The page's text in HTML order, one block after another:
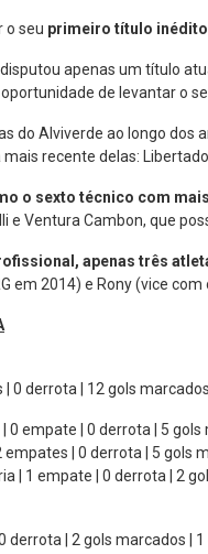
o seu primeiro título
apenas um título
de levantar o
do Alviverde ao longo dos
recente delas:
o sexto técnico com
e Ventura Cambon, que
apenas três
em 2014) e Rony (vice com
0 derrota | 12 gols
0 empate | 0 derrota | 5
empates | 0 derrota | 5 gols
| 1 empate | 0 derrota | 2
derrota | 2 gols marcados |